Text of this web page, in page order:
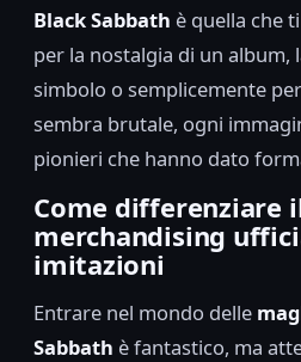
Black Sabbath è quella che
per la nostalgia di un album,
simbolo o semplicemente
sembra brutale, ogni
pionieri che hanno dato
Come differenziare
merchandising
imitazioni
Entrare nel mondo delle
Sabbath è fantastico, ma